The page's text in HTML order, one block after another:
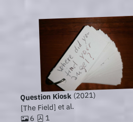
Question Kiosk (2021)
[The Field] et al.
6 1